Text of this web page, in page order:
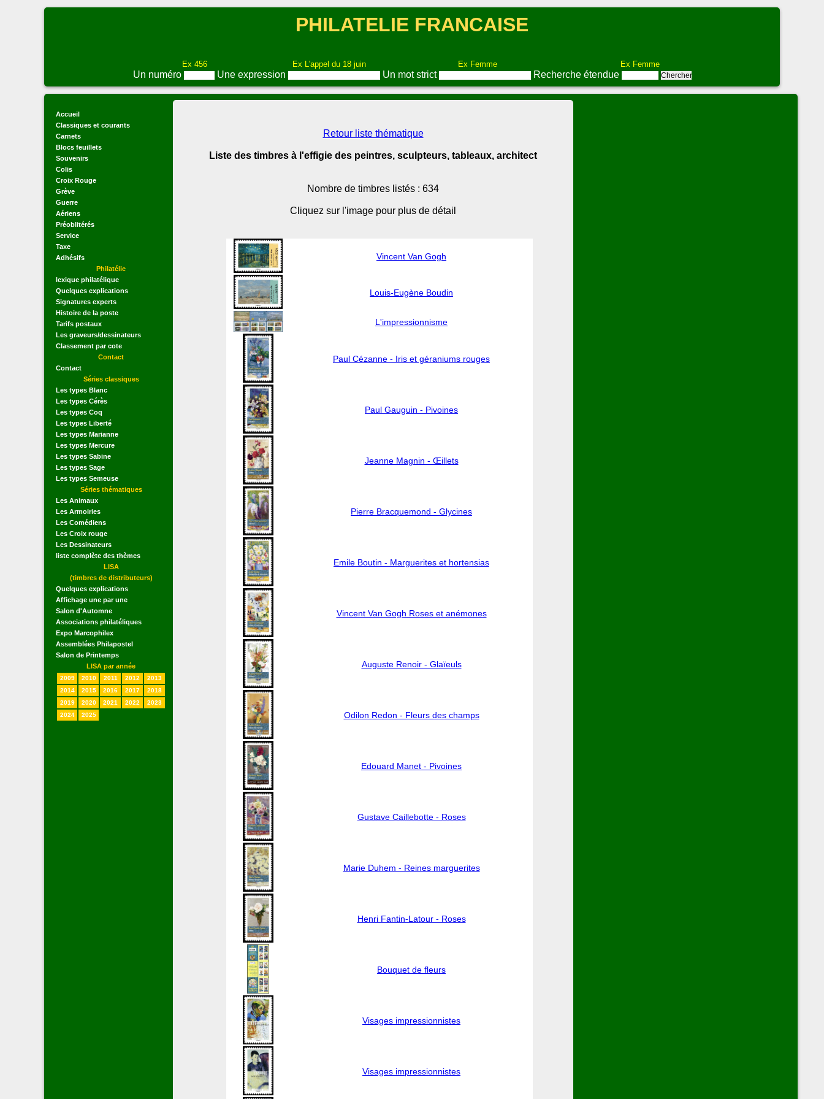
PHILATELIE FRANCAISE
Ex 456 Ex L'appel du 18 juin Ex Femme Ex Femme
Un numéro Une expression Un mot strict Recherche étendue
Accueil
Classiques et courants
Carnets
Blocs feuillets
Souvenirs
Colis
Croix Rouge
Grève
Guerre
Aériens
Préoblitérés
Service
Taxe
Adhésifs
Philatélie
lexique philatélique
Quelques explications
Signatures experts
Histoire de la poste
Tarifs postaux
Les graveurs/dessinateurs
Classement par cote
Contact
Contact
Séries classiques
Les types Blanc
Les types Cérès
Les types Coq
Les types Liberté
Les types Marianne
Les types Mercure
Les types Sabine
Les types Sage
Les types Semeuse
Séries thématiques
Les Animaux
Les Armoiries
Les Comédiens
Les Croix rouge
Les Dessinateurs
liste complète des thèmes
LISA
(timbres de distributeurs)
Quelques explications
Affichage une par une
Salon d'Automne
Associations philatéliques
Expo Marcophilex
Assemblées Philapostel
Salon de Printemps
LISA par année
2009 2010 2011 2012
2013
2014
2015 2016 2017
2018
2019
2020 2021 2022
2023
2024
2025
Retour liste thématique
Liste des timbres à l'effigie des peintres, sculpteurs, tableaux, architect
Nombre de timbres listés : 634
Cliquez sur l'image pour plus de détail
Vincent Van Gogh
Louis-Eugène Boudin
L'impressionnisme
Paul Cézanne - Iris et géraniums rouges
Paul Gauguin - Pivoines
Jeanne Magnin - Œillets
Pierre Bracquemond - Glycines
Emile Boutin - Marguerites et hortensias
Vincent Van Gogh Roses et anémones
Auguste Renoir - Glaïeuls
Odilon Redon - Fleurs des champs
Edouard Manet - Pivoines
Gustave Caillebotte - Roses
Marie Duhem - Reines marguerites
Henri Fantin-Latour - Roses
Bouquet de fleurs
Visages impressionnistes
Visages impressionnistes